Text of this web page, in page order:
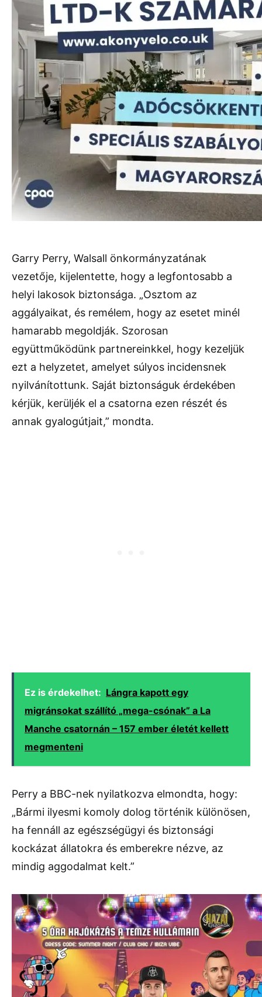
Garry Perry, Walsall önkormányzatának
vezetője, kijelentette, hogy a legfontosabb a
helyi lakosok biztonsága. „Osztom az
aggályaikat, és remélem, hogy az esetet minél
hamarabb megoldják. Szorosan
együttműködünk partnereinkkel, hogy kezeljük
ezt a helyzetet, amelyet súlyos incidensnek
nyilvánítottunk. Saját biztonságuk érdekében
kérjük, kerüljék el a csatorna ezen részét és
annak gyalogútjait,” mondta.
Ez is érdekelhet: Lángra kapott egy
migránsokat szállító „mega-csónak” a La
Manche csatornán – 157 ember életét kellett
megmenteni
Perry a BBC-nek nyilatkozva elmondta, hogy:
„Bármi ilyesmi komoly dolog történik különösen,
ha fennáll az egészségügyi és biztonsági
kockázat állatokra és emberekre nézve, az
mindig aggodalmat kelt.”